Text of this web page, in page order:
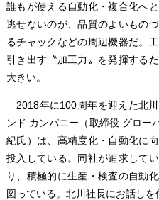
誰もが使える自動化・複合化へ
逃せないのが、品質のよいもの
るチャックなどの周辺機器だ。
引き出す〝加工力〟を発揮する
大きい。
2018年に100周年を迎えた北
ンド カンパニー（取締役 グロー
紀氏）は、高精度化・自動化に
投入している。同社が追求して
り、積極的に生産・検査の自動
図っている。北川社長にお話しを